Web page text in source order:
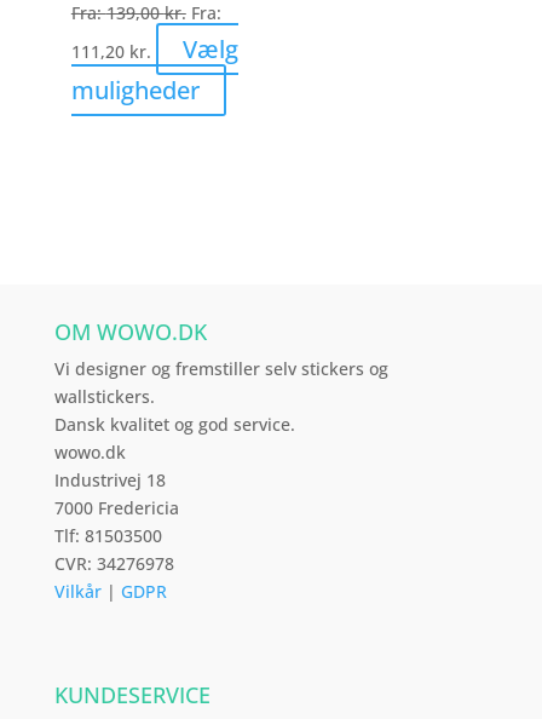
varesiden
Fra:139,00kr. Fra:
111,20 kr.
Vælg
muligheder
vare
varesiden
OM WOWO.DK
Vi designer og fremstiller selv stickers og
wallstickers.
Dansk kvalitet og god service.
wowo.dk
Industrivej 18
7000 Fredericia
Tlf: 81503500
CVR: 34276978
Vilkår| GDPR
KUNDESERVICE